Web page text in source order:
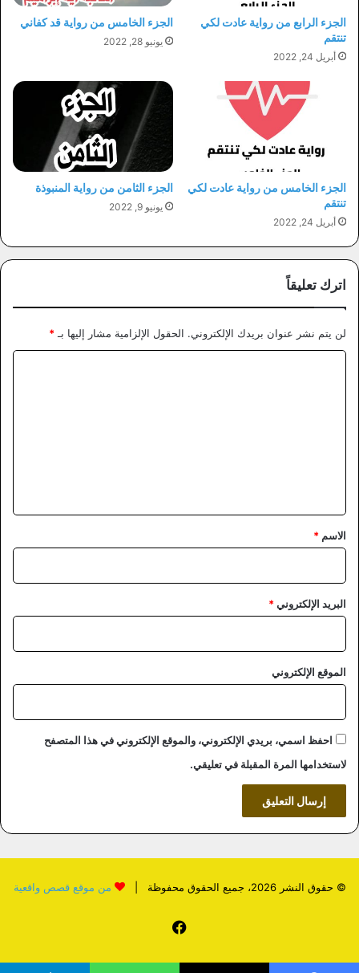
الجزء الرابع من رواية عادت لكي
تنتقم
أبريل 24, 2022
الجزء الخامس من رواية قد كفاني
يونيو 28, 2022
الجزء الخامس من رواية عادت لكي
تنتقم
أبريل 24, 2022
الجزء الثامن من رواية المنبوذة
يونيو 9, 2022
اترك تعليقاً
لن يتم نشر عنوان بريدك الإلكتروني. الحقول الإلزامية مشار إليها بـ *
*
الاسم *
البريد الإلكتروني*
الموقع الإلكتروني
احفظ اسمي، بريدي الإلكتروني، والموقع الإلكتروني في هذا المتصفح
لاستخدامها المرة المقبلة في تعليقي.
© حقوق النشر 2026، جميع الحقوق محفوظة | من موقع قصص واقعية